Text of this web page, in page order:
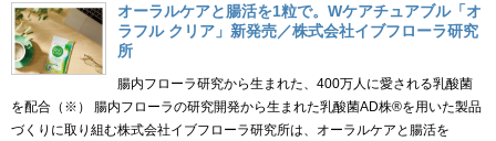
オーラルケアと腸活を1粒で。Wケアチュアブル「オ
ラフル クリア」新発売／株式会社イブフローラ研究
所
腸内フローラ研究から生まれた、400万人に愛される乳酸菌
を配合（※） 腸内フローラの研究開発から生まれた乳酸菌AD株®を用いた製品
づくりに取り組む株式会社イブフローラ研究所は、オーラルケアと腸活を